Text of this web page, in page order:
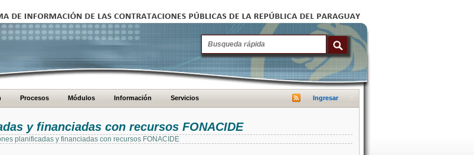
Procesos Módulos Información Servicios Ingresar
y financiadas con recursos FONACIDE
planificadas y financiadas con recursos FONACIDE